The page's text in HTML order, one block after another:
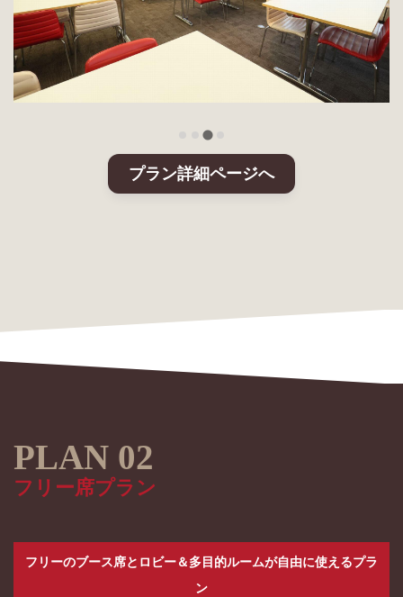
プラン詳細ページへ
フリー席プラン
フリーのブース席とロビー＆多目的ルームが自由に使えるプラ
ン